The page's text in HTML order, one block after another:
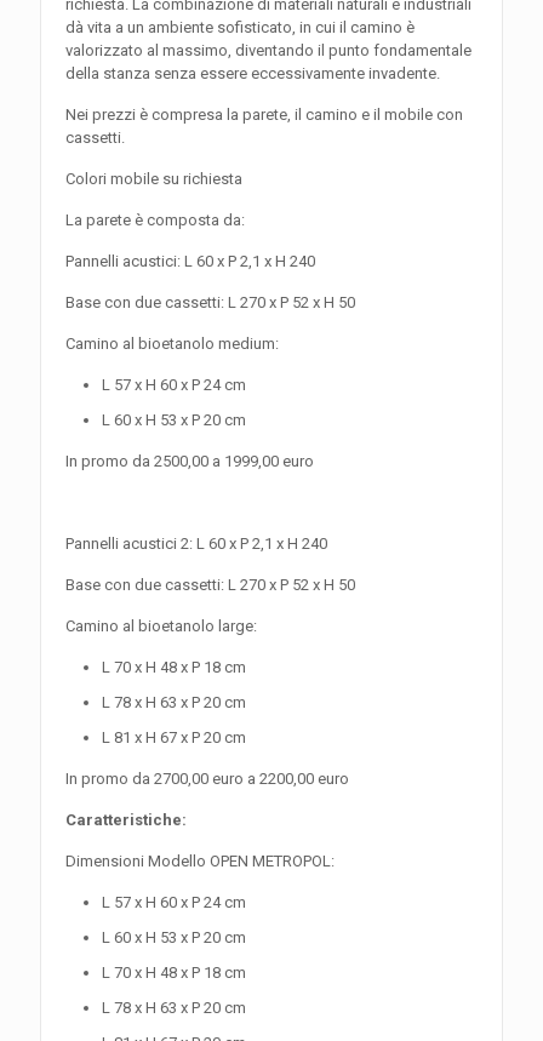
richiesta. La combinazione di materiali naturali e industriali
dà vita a un ambiente sofisticato, in cui il camino è
valorizzato al massimo, diventando il punto fondamentale
della stanza senza essere eccessivamente invadente.
Nei prezzi è compresa la parete, il camino e il mobile con
cassetti.
Colori mobile su richiesta
La parete è composta da:
Pannelli acustici: L 60 x P 2,1 x H 240
Base con due cassetti: L 270 x P 52 x H 50
Camino al bioetanolo medium:
L 57 x H 60 x P 24 cm
L 60 x H 53 x P 20 cm
In promo da 2500,00 a 1999,00 euro
Pannelli acustici 2: L 60 x P 2,1 x H 240
Base con due cassetti: L 270 x P 52 x H 50
Camino al bioetanolo large:
L 70 x H 48 x P 18 cm
L 78 x H 63 x P 20 cm
L 81 x H 67 x P 20 cm
In promo da 2700,00 euro a 2200,00 euro
Caratteristiche:
Dimensioni Modello OPEN METROPOL:
L 57 x H 60 x P 24 cm
L 60 x H 53 x P 20 cm
L 70 x H 48 x P 18 cm
L 78 x H 63 x P 20 cm